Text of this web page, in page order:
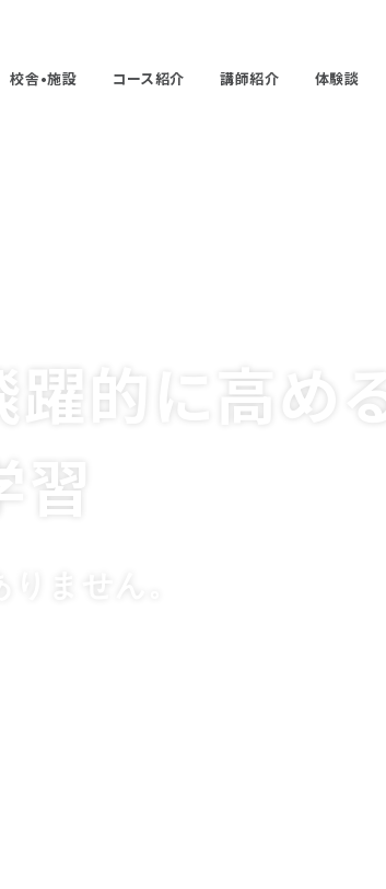
校舎•施設 コース紹介 講師紹介 体験談
躍的に高める
ません。